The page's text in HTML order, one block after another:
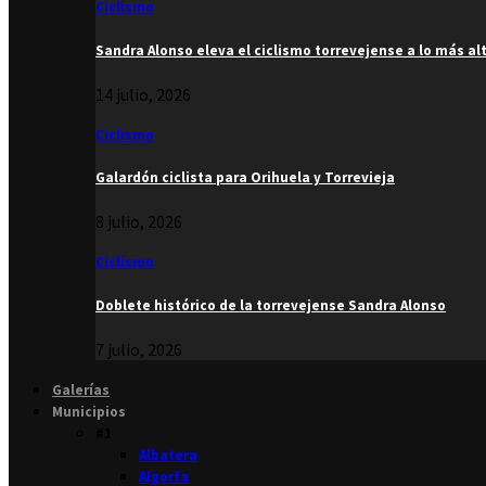
Ciclismo
Sandra Alonso eleva el ciclismo torrevejense a lo más
14 julio, 2026
Ciclismo
Galardón ciclista para Orihuela y Torrevieja
8 julio, 2026
Ciclismo
Doblete histórico de la torrevejense Sandra Alonso
7 julio, 2026
Galerías
Municipios
Albatera
Algorfa